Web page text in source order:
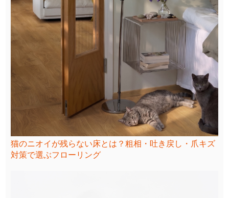
猫のニオイが残らない床とは？粗相・吐き戻し・爪キズ
対策で選ぶフローリング